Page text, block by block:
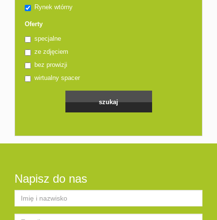
Rynek wtórny
Oferty
specjalne
ze zdjęciem
bez prowizji
wirtualny spacer
Napisz do nas